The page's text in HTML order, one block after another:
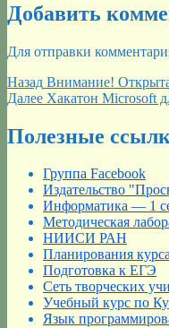
Добавить
Для отправки
Навигация
по
записям
Назад Предыдущая
запись:
Внимание!
Далее Следующая
Хакатон Microsoft
Полезные
Группа Facebook
Издательство
Информатика — 1
Методическая
НИИСИ РАН
Планирования
Подготовка к ЕГЭ
Сеть творческих
Учебный курс по
Язык